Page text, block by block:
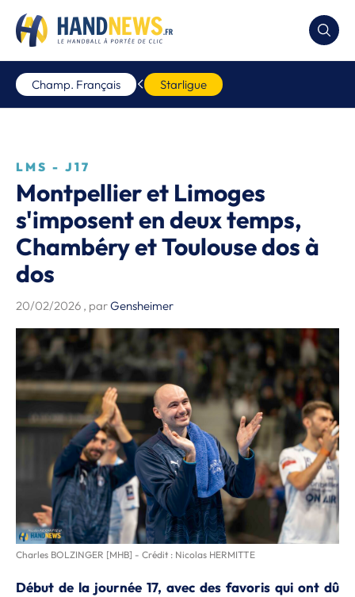
Champ. Français Starligue
LMS - J17
Montpellier et Limoges
s'imposent en deux temps,
Chambéry et Toulouse dos à
dos
20/02/2026 , parGensheimer
Charles BOLZINGER [MHB] - Crédit : Nicolas HERMITTE
Début de la journée 17, avec des favoris qui ont dû